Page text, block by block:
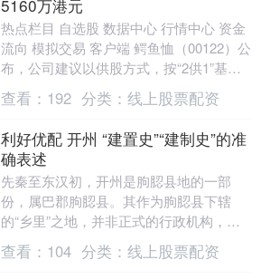
5160万港元
热点栏目 自选股 数据中心 行情中心 资金
流向 模拟交易 客户端 鳄鱼恤（00122）公
布，公司建议以供股方式，按“2供1”基准
向合资格股东发行最多约3553.....
查看： 192 分类： 线上股票配资
利好优配 开州 “建置史”“建制史”的准
确表述
先秦至东汉初，开州是朐䏰县地的一部
份，属巴郡朐䏰县。其作为朐䏰县下辖
的“乡里”之地，并非正式的行政机构，更
多是方位区域概念。 关于开州 “建置
史”与“建制史”，....
查看： 104 分类： 线上股票配资